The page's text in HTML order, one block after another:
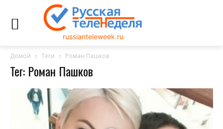
russianteleweek.ru
Домой Теги Роман Пашков
Тег: Роман Пашков